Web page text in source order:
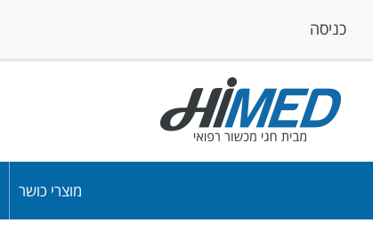
כניסה
מוצרי כושר